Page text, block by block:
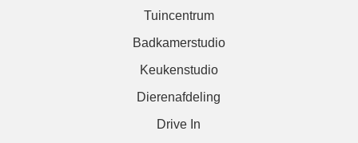
Tuincentrum
Badkamerstudio
Keukenstudio
Dierenafdeling
Drive In